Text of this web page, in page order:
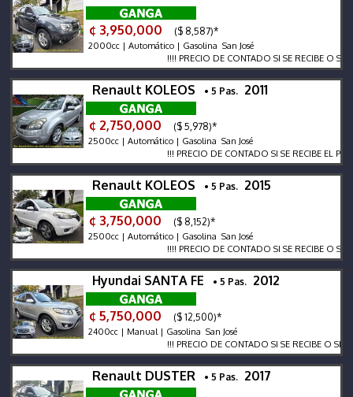
¢ 3,950,000 ($ 8,587)*
2000cc | Automático | Gasolina San José
!!!! PRECIO DE CONTADO SI SE RECIBE O SE
Renault KOLEOS • 5 Pas. 2011
¢ 2,750,000 ($ 5,978)*
2500cc | Automático | Gasolina San José
!!! PRECIO DE CONTADO SI SE RECIBE EL
Renault KOLEOS • 5 Pas. 2015
¢ 3,750,000 ($ 8,152)*
2500cc | Automático | Gasolina San José
!!!! PRECIO DE CONTADO SI SE RECIBE O SE
Hyundai SANTA FE • 5 Pas. 2012
¢ 5,750,000 ($ 12,500)*
2400cc | Manual | Gasolina San José
!!! PRECIO DE CONTADO SI SE RECIBE O SE
Renault DUSTER • 5 Pas. 2017